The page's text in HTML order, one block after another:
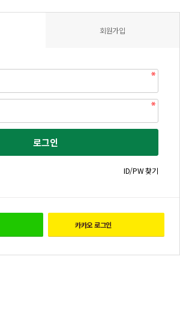
회원가입
로그인
ID/PW 찾기
카카오로그인